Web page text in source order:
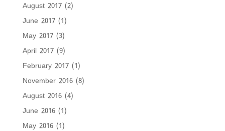
August 2017(2)
June 2017(1)
May 2017(3)
April 2017(9)
February 2017(1)
November 2016(8)
August 2016(4)
June 2016(1)
May 2016(1)